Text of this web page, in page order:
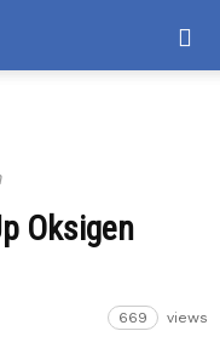
Oksigen
669 views